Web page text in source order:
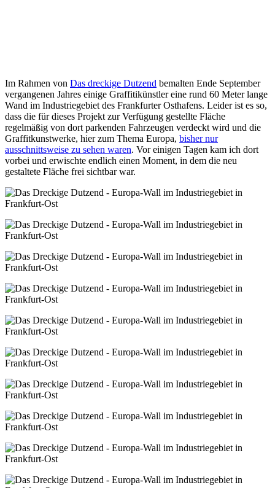
Im Rahmen von Das dreckige Dutzend bemalten Ende September
vergangenen Jahres einige Graffitikünstler eine rund 60 Meter lange
Wand im Industriegebiet des Frankfurter Osthafens. Leider ist es so,
dass die für dieses Projekt zur Verfügung gestellte Fläche
regelmäßig von dort parkenden Fahrzeugen verdeckt wird und die
Graffitkunstwerke, hier zum Thema Europa, bisher nur
ausschnittsweise zu sehen waren. Vor einigen Tagen kam ich dort
vorbei und erwischte endlich einen Moment, in dem die neu
gestaltete Fläche frei sichtbar war.